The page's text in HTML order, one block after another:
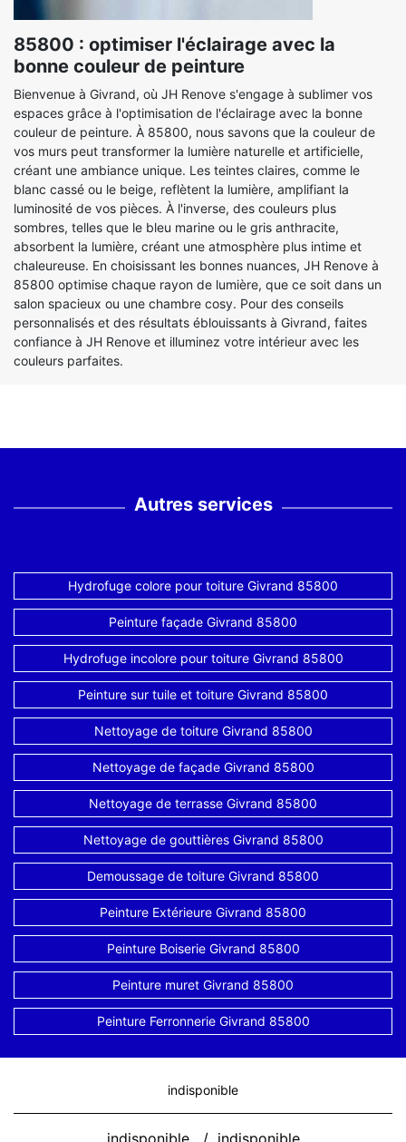
85800 : optimiser l'éclairage avec la
bonne couleur de peinture
Bienvenue à Givrand, où JH Renove s'engage à sublimer vos
espaces grâce à l'optimisation de l'éclairage avec la bonne
couleur de peinture. À 85800, nous savons que la couleur de
vos murs peut transformer la lumière naturelle et artificielle,
créant une ambiance unique. Les teintes claires, comme le
blanc cassé ou le beige, reflètent la lumière, amplifiant la
luminosité de vos pièces. À l'inverse, des couleurs plus
sombres, telles que le bleu marine ou le gris anthracite,
absorbent la lumière, créant une atmosphère plus intime et
chaleureuse. En choisissant les bonnes nuances, JH Renove à
85800 optimise chaque rayon de lumière, que ce soit dans un
salon spacieux ou une chambre cosy. Pour des conseils
personnalisés et des résultats éblouissants à Givrand, faites
confiance à JH Renove et illuminez votre intérieur avec les
couleurs parfaites.
Autres services
Hydrofuge colore pour toiture Givrand 85800
Peinture façade Givrand 85800
Hydrofuge incolore pour toiture Givrand 85800
Peinture sur tuile et toiture Givrand 85800
Nettoyage de toiture Givrand 85800
Nettoyage de façade Givrand 85800
Nettoyage de terrasse Givrand 85800
Nettoyage de gouttières Givrand 85800
Demoussage de toiture Givrand 85800
Peinture Extérieure Givrand 85800
Peinture Boiserie Givrand 85800
Peinture muret Givrand 85800
Peinture Ferronnerie Givrand 85800
indisponible
indisponible / indisponible